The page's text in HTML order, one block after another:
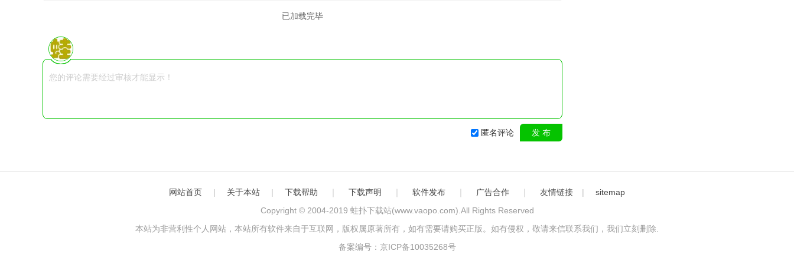
已加载完毕
匿名评论 发 布
网站首页 | 关于本站 | 下载帮助 ｜ 下载声明 ｜ 软件发布 ｜ 广告合作 ｜ 友情链接 |
sitemap
Copyright © 2004-2019 蛙扑下载站(www.vaopo.com) .All Rights Reserved
本站为非营利性个人网站，本站所有软件来自于互联网，版权属原著所有，如有需要请购买正版。如有侵权，敬请来信联系我们，我们立刻删除.
备案编号：京ICP备10035268号